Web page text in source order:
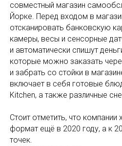
совместный магазин
Йорке. Перед входом в
отсканировать банковскую
камеры, весы и сенсорные
и автоматически спишут
которые можно заказать
и забрать со стойки в
включает в себя готовые
Kitchen, а также различные
Стоит отметить, что компании
формат ещё в 2020 году, а к
точек.